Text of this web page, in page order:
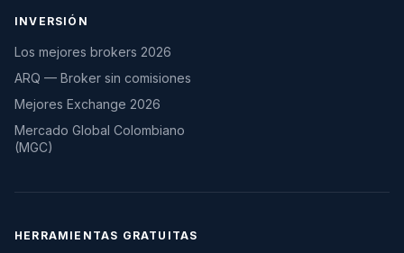
INVERSIÓN
Los mejores brokers 2026
ARQ — Broker sin comisiones
Mejores Exchange 2026
Mercado Global Colombiano
(MGC)
HERRAMIENTAS GRATUITAS